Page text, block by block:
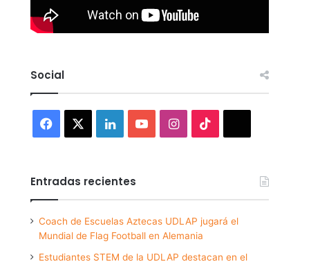
Social
Facebook LinkedInYouTubeInstagram
Entradas recientes
Coach de Escuelas Aztecas UDLAP jugará el
Mundial de Flag Football en Alemania
Estudiantes STEM de la UDLAP destacan en el